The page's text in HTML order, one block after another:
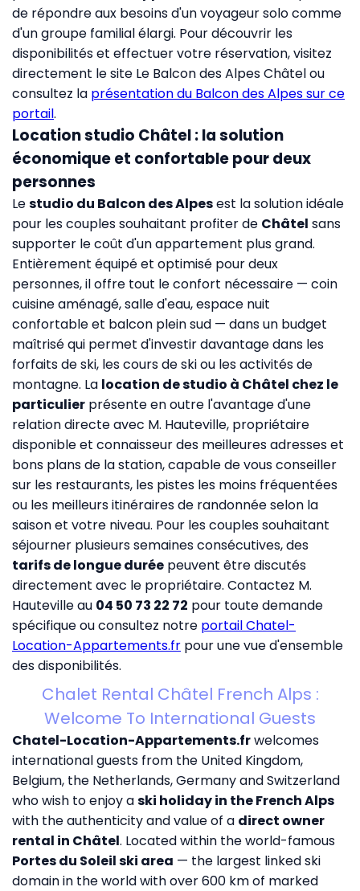
de répondre aux besoins d'un voyageur solo comme
d'un groupe familial élargi. Pour découvrir les
disponibilités et effectuer votre réservation, visitez
directement le site Le Balcon des Alpes Châtelou
consultez la présentation du Balcon des Alpes sur ce
portail.
Location studio Châtel : la solution
économique et confortable pour deux
personnes
Lestudio du Balcon des Alpesest la solution idéale
pour les couples souhaitant profiter de Châtel sans
supporter le coût d'un appartement plus grand.
Entièrement équipé et optimisé pour deux
personnes, il offre tout le confort nécessaire — coin
cuisine aménagé, salle d'eau, espace nuit
confortable et balcon plein sud — dans un budget
maîtrisé qui permet d'investir davantage dans les
forfaits de ski, les cours de ski ou les activités de
montagne. La location de studio à Châtel chez le
particulier présente en outre l'avantage d'une
relation directe avec M. Hauteville, propriétaire
disponible et connaisseur des meilleures adresses et
bons plans de la station, capable de vous conseiller
sur les restaurants, les pistes les moins fréquentées
ou les meilleurs itinéraires de randonnée selon la
saison et votre niveau. Pour les couples souhaitant
séjourner plusieurs semaines consécutives, des
tarifs de longue durée peuvent être discutés
directement avec le propriétaire. Contactez M.
Hauteville au 04 50 73 22 72 pour toute demande
spécifique ou consultez notre portail Chatel-
Location-Appartements.fr pour une vue d'ensemble
des disponibilités.
Chalet Rental Châtel French Alps :
Welcome To International Guests
Chatel-Location-Appartements.frwelcomes
international guests from the United Kingdom,
Belgium, the Netherlands, Germany and Switzerland
who wish to enjoy aski holiday in the French Alps
with the authenticity and value of a direct owner
rental in Châtel. Located within the world-famous
Portes du Soleil ski area — the largest linked ski
domain in the world with over 600 km of marked